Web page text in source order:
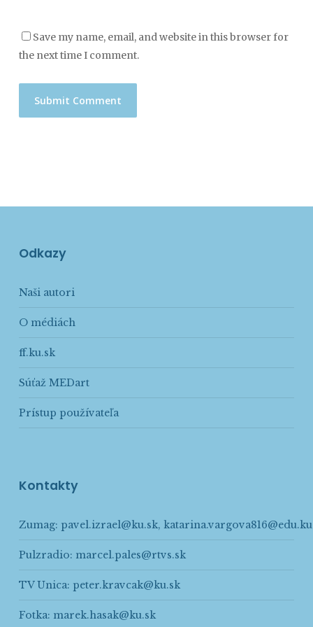
Save my name, email, and website in this browser for
the next time I comment.
Odkazy
Naši autori
O médiách
ff.ku.sk
Súťaž MEDart
Prístup používateľa
Kontakty
Zumag: pavel.izrael@ku.sk,
Pulzradio: marcel.pales@rtvs.sk
TV Unica: peter.kravcak@ku.sk
Fotka: marek.hasak@ku.sk